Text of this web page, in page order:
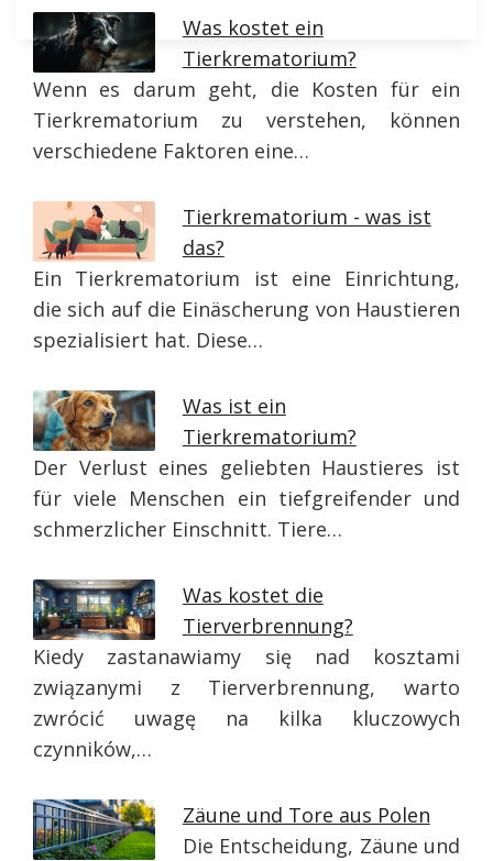
Was kostet ein
Tierkrematorium?
Wenn es darum geht, die Kosten für ein
Tierkrematorium zu verstehen, können
verschiedene Faktoren eine…
Tierkrematorium - was ist
das?
Ein Tierkrematorium ist eine Einrichtung,
die sich auf die Einäscherung von Haustieren
spezialisiert hat. Diese…
Was ist ein
Tierkrematorium?
Der Verlust eines geliebten Haustieres ist
für viele Menschen ein tiefgreifender und
schmerzlicher Einschnitt. Tiere…
Was kostet die
Tierverbrennung?
Kiedy zastanawiamy się nad kosztami
związanymi z Tierverbrennung, warto
zwrócić uwagę na kilka kluczowych
czynników,…
Zäune und Tore aus Polen
Die Entscheidung, Zäune und